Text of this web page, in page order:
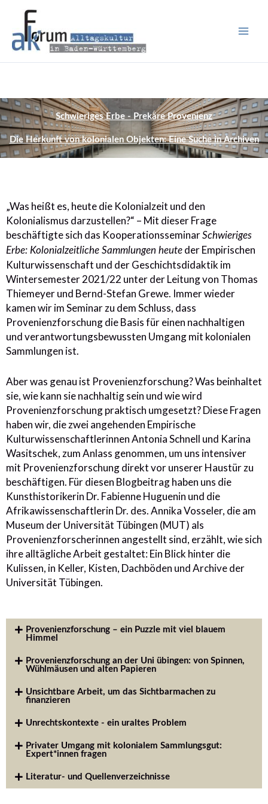
springen
Schwieriges Erbe - Prekäre Provenienz
Die Herkunft von kolonialen Objekten: Eine Suche in Archiven
„Was heißt es, heute die Kolonialzeit und den
Kolonialismus darzustellen?“ – Mit dieser Frage
beschäftigte sich das KooperationsseminarSchwieriges
Erbe: Kolonialzeitliche Sammlungen heute der Empirischen
Kulturwissenschaft und der Geschichtsdidaktik im
Wintersemester 2021/22 unter der Leitung von Thomas
Thiemeyer und Bernd-Stefan Grewe. Immer wieder
kamen wir im Seminar zu dem Schluss, dass
Provenienzforschung die Basis für einen nachhaltigen
und verantwortungsbewussten Umgang mit kolonialen
Sammlungen ist.
Aber was genau ist Provenienzforschung? Was beinhaltet
sie, wie kann sie nachhaltig sein und wie wird
Provenienzforschung praktisch umgesetzt? Diese Fragen
haben wir, die zwei angehenden Empirische
Kulturwissenschaftlerinnen Antonia Schnell und Karina
Wasitschek, zum Anlass genommen, um uns intensiver
mit Provenienzforschung direkt vor unserer Haustür zu
beschäftigen. Für diesen Blogbeitrag haben uns die
Kunsthistorikerin Dr. Fabienne Huguenin und die
Afrikawissenschaftlerin Dr. des. Annika Vosseler, die am
Museum der Universität Tübingen (MUT) als
Provenienzforscherinnen angestellt sind, erzählt, wie sich
ihre alltägliche Arbeit gestaltet: Ein Blick hinter die
Kulissen, in Keller, Kisten, Dachböden und Archive der
Universität Tübingen.
Provenienzforschung – ein Puzzle mit viel blauem
Himmel
Provenienzforschung an der Uni übingen: von Spinnen,
Wühlmäusen und alten Papieren
Unsichtbare Arbeit, um das Sichtbarmachen zu
finanzieren
Unrechtskontexte - ein uraltes Problem
Privater Umgang mit kolonialem Sammlungsgut:
Expert*innen fragen
Literatur- und Quellenverzeichnisse